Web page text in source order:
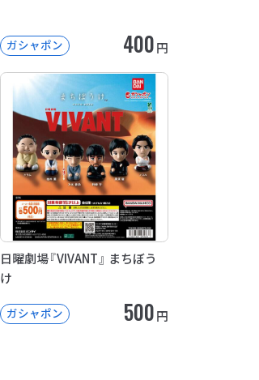
ガシャポン 400円
日曜劇場『VIVANT』 まちぼう
け
ガシャポン 500円